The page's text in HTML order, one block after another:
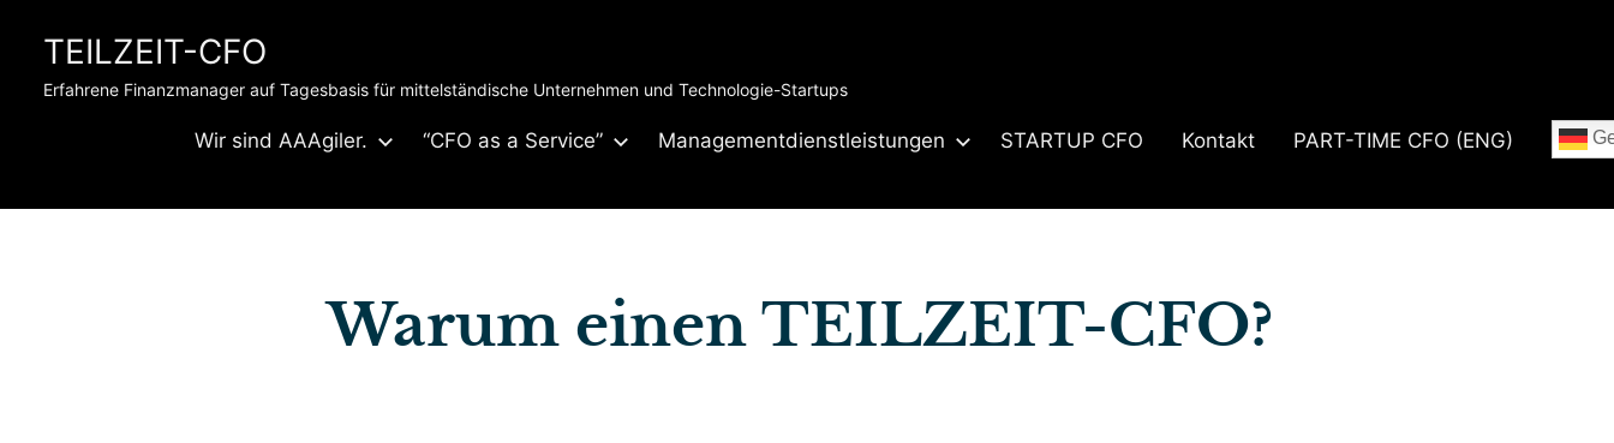
content
TEILZEIT-CFO
Erfahrene Finanzmanager auf Tagesbasis für mittelständische Unternehmen und Technologie-Startups
Wir sind AAAgiler. “CFO as a Service” Managementdienstleistungen STARTUP CFO Kontakt PART-TIME CFO (ENG)
Warum einen TEILZEIT-CFO?